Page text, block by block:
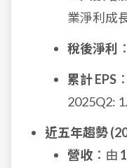
業淨利成
稅後淨利
累計 EPS ：
2025Q2:
近五年趨勢
營收 ：由